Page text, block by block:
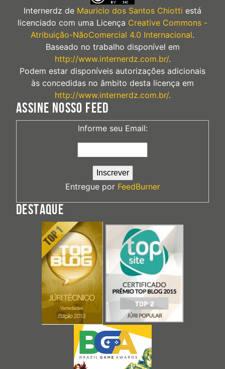
Internerdz de Mauricio dos Santos Chiotti está
licenciado com uma Licença Creative Commons -
Atribuição-NãoComercial 4.0 Internacional.
Baseado no trabalho disponível em
http://www.internerdz.com.br/.
Podem estar disponíveis autorizações adicionais
às concedidas no âmbito desta licença em
http://www.internerdz.com.br/.
ASSINE NOSSO FEED
Informe seu Email:
Entregue por FeedBurner
DESTAQUE